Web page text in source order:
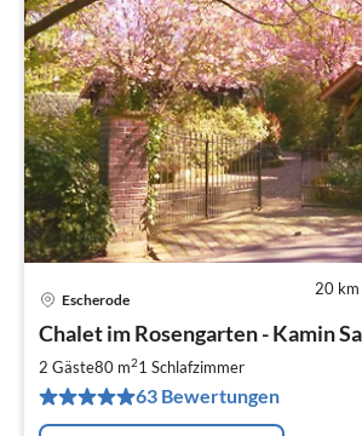
20 km
Escherode
Chalet im Rosengarten - Kamin
2 Gäste80 m21 Schlafzimmer
63 Bewertungen